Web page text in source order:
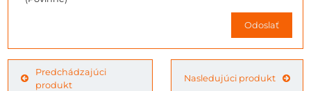
Odoslať
Predchádzajúci
produkt
Nasledujúci produkt